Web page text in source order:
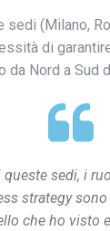
sedi (Milano,
di
da Nord a Sud
sedi, i
strategy
che ho visto